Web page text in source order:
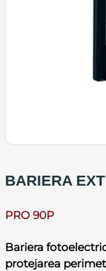
BARIERA
PRO 90P
Bariera
protejarea